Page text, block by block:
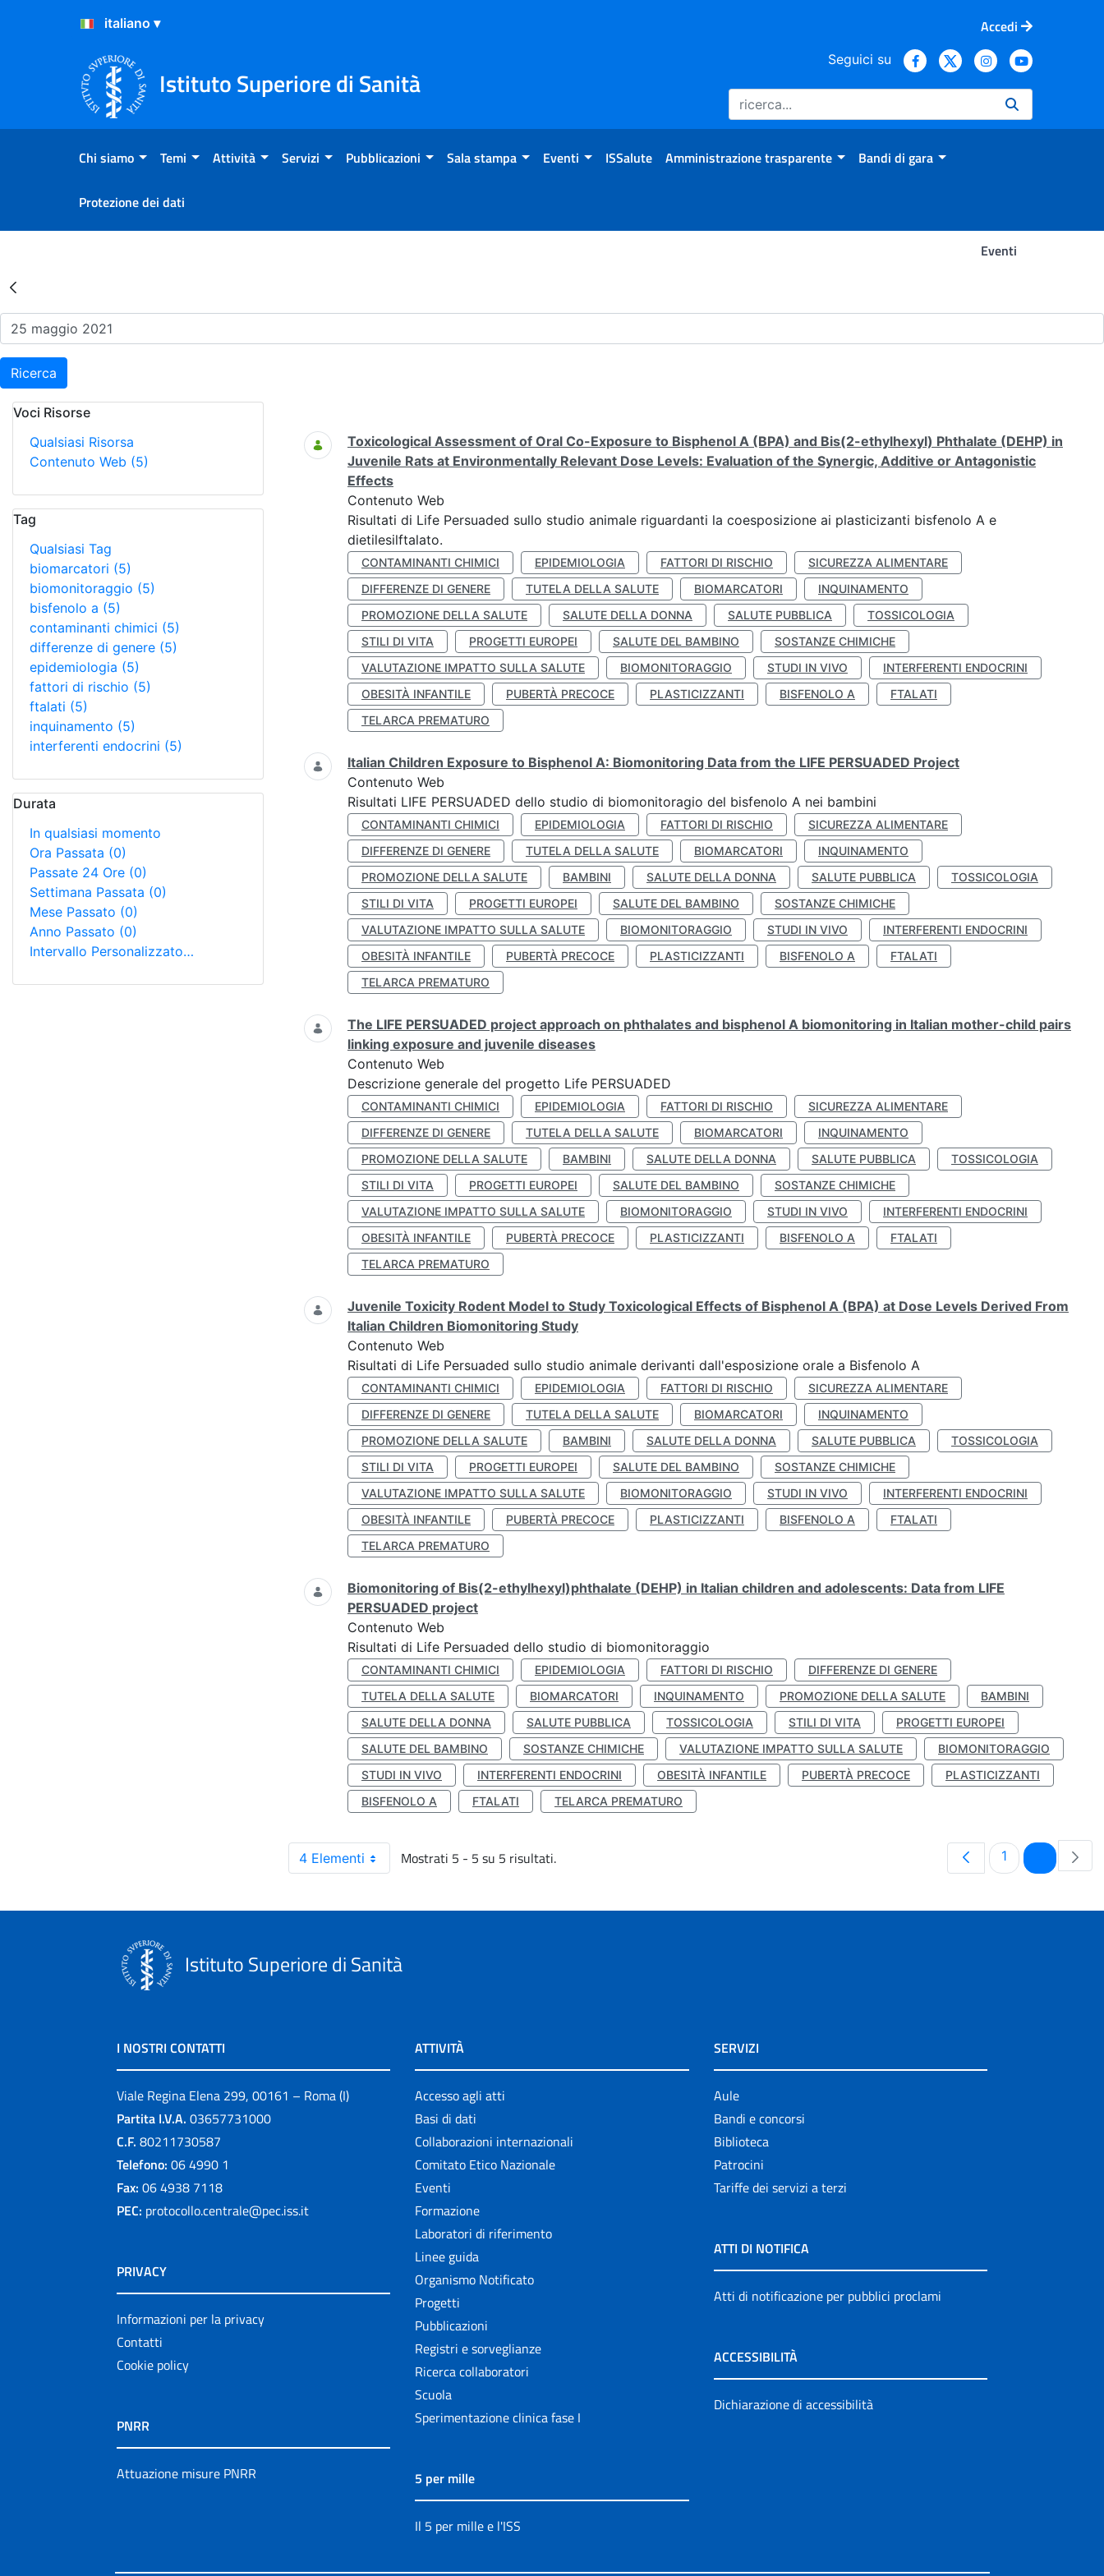
Salta al Contenuto
Salta al Footer
Accedi
Istituto Superiore di Sanità
Seguici su
Chi siamo Temi Attività Servizi Pubblicazioni Sala stampa Eventi ISSalute Amministrazione trasparente Bandi di gara
Protezione dei dati
Eventi
Risultati della Ricerca - Eventi
Ricerca
Voci Risorse
Qualsiasi Risorsa
Contenuto Web (5)
Tag
Qualsiasi Tag
biomarcatori (5)
biomonitoraggio (5)
bisfenolo a (5)
contaminanti chimici (5)
differenze di genere (5)
epidemiologia (5)
fattori di rischio (5)
ftalati (5)
inquinamento (5)
interferenti endocrini (5)
Durata
In qualsiasi momento
Ora Passata (0)
Passate 24 Ore (0)
Settimana Passata (0)
Mese Passato (0)
Anno Passato (0)
Intervallo Personalizzato…
Ricerca
Toxicological Assessment of Oral Co-Exposure to Bisphenol A (BPA) and Bis(2-ethylhexyl) Phthalate (DEHP) in
Juvenile Rats at Environmentally Relevant Dose Levels: Evaluation of the Synergic, Additive or Antagonistic
Effects
Contenuto Web
Risultati di Life Persuaded sullo studio animale riguardanti la coesposizione ai plasticizanti bisfenolo A e
dietilesilftalato.
CONTAMINANTI CHIMICI EPIDEMIOLOGIA FATTORI DI RISCHIO
SICUREZZA ALIMENTARE
DIFFERENZE DI GENERE
TUTELA DELLA SALUTE BIOMARCATORI
INQUINAMENTO
PROMOZIONE DELLA SALUTE
SALUTE DELLA DONNA SALUTE PUBBLICA
TOSSICOLOGIA
STILI DI VITA
PROGETTI EUROPEI SALUTE DEL BAMBINO
SOSTANZE CHIMICHE
VALUTAZIONE IMPATTO SULLA SALUTE
BIOMONITORAGGIO STUDI IN VIVO
INTERFERENTI ENDOCRINI
OBESITÀ INFANTILE
PUBERTÀ PRECOCE PLASTICIZZANTI BISFENOLO A
FTALATI
TELARCA PREMATURO
Italian Children Exposure to Bisphenol A: Biomonitoring Data from the LIFE PERSUADED Project
Contenuto Web
Risultati LIFE PERSUADED dello studio di biomonitoragio del bisfenolo A nei bambini
CONTAMINANTI CHIMICI EPIDEMIOLOGIA FATTORI DI RISCHIO
SICUREZZA ALIMENTARE
DIFFERENZE DI GENERE
TUTELA DELLA SALUTE BIOMARCATORI
INQUINAMENTO
PROMOZIONE DELLA SALUTE
BAMBINI SALUTE DELLA DONNA SALUTE PUBBLICA
TOSSICOLOGIA
STILI DI VITA
PROGETTI EUROPEI SALUTE DEL BAMBINO
SOSTANZE CHIMICHE
VALUTAZIONE IMPATTO SULLA SALUTE
BIOMONITORAGGIO STUDI IN VIVO
INTERFERENTI ENDOCRINI
OBESITÀ INFANTILE
PUBERTÀ PRECOCE PLASTICIZZANTI BISFENOLO A
FTALATI
TELARCA PREMATURO
The LIFE PERSUADED project approach on phthalates and bisphenol A biomonitoring in Italian mother-child pairs
linking exposure and juvenile diseases
Contenuto Web
Descrizione generale del progetto Life PERSUADED
CONTAMINANTI CHIMICI EPIDEMIOLOGIA FATTORI DI RISCHIO
SICUREZZA ALIMENTARE
DIFFERENZE DI GENERE
TUTELA DELLA SALUTE BIOMARCATORI
INQUINAMENTO
PROMOZIONE DELLA SALUTE
BAMBINI SALUTE DELLA DONNA SALUTE PUBBLICA
TOSSICOLOGIA
STILI DI VITA
PROGETTI EUROPEI SALUTE DEL BAMBINO
SOSTANZE CHIMICHE
VALUTAZIONE IMPATTO SULLA SALUTE
BIOMONITORAGGIO STUDI IN VIVO
INTERFERENTI ENDOCRINI
OBESITÀ INFANTILE
PUBERTÀ PRECOCE PLASTICIZZANTI BISFENOLO A
FTALATI
TELARCA PREMATURO
Juvenile Toxicity Rodent Model to Study Toxicological Effects of Bisphenol A (BPA) at Dose Levels Derived From
Italian Children Biomonitoring Study
Contenuto Web
Risultati di Life Persuaded sullo studio animale derivanti dall'esposizione orale a Bisfenolo A
CONTAMINANTI CHIMICI EPIDEMIOLOGIA FATTORI DI RISCHIO
SICUREZZA ALIMENTARE
DIFFERENZE DI GENERE
TUTELA DELLA SALUTE BIOMARCATORI
INQUINAMENTO
PROMOZIONE DELLA SALUTE
BAMBINI SALUTE DELLA DONNA SALUTE PUBBLICA
TOSSICOLOGIA
STILI DI VITA
PROGETTI EUROPEI SALUTE DEL BAMBINO
SOSTANZE CHIMICHE
VALUTAZIONE IMPATTO SULLA SALUTE
BIOMONITORAGGIO STUDI IN VIVO
INTERFERENTI ENDOCRINI
OBESITÀ INFANTILE
PUBERTÀ PRECOCE PLASTICIZZANTI BISFENOLO A
FTALATI
TELARCA PREMATURO
Biomonitoring of Bis(2-ethylhexyl)phthalate (DEHP) in Italian children and adolescents: Data from LIFE
PERSUADED project
Contenuto Web
Risultati di Life Persuaded dello studio di biomonitoraggio
CONTAMINANTI CHIMICI EPIDEMIOLOGIA FATTORI DI RISCHIO
DIFFERENZE DI GENERE
TUTELA DELLA SALUTE
BIOMARCATORI INQUINAMENTO PROMOZIONE DELLA SALUTE
BAMBINI
SALUTE DELLA DONNA
SALUTE PUBBLICA TOSSICOLOGIA STILI DI VITA
PROGETTI EUROPEI
SALUTE DEL BAMBINO
SOSTANZE CHIMICHE VALUTAZIONE IMPATTO SULLA SALUTE
BIOMONITORAGGIO
STUDI IN VIVO
INTERFERENTI ENDOCRINI OBESITÀ INFANTILE PUBERTÀ PRECOCE
PLASTICIZZANTI
BISFENOLO A
FTALATI TELARCA PREMATURO
4 Elementi Mostrati 5 - 5 su 5 risultati. Pagina
1 Pagina
Istituto Superiore di Sanità
I NOSTRI CONTATTI
Viale Regina Elena 299, 00161 – Roma (I)
Partita I.V.A. 03657731000
C.F. 80211730587
Telefono: 06 4990 1
Fax: 06 4938 7118
PEC: protocollo.centrale@pec.iss.it
PRIVACY
Informazioni per la privacy
Contatti
Cookie policy
PNRR
Attuazione misure PNRR
ATTIVITÀ
Accesso agli atti
Basi di dati
Collaborazioni internazionali
Comitato Etico Nazionale
Eventi
Formazione
Laboratori di riferimento
Linee guida
Organismo Notificato
Progetti
Pubblicazioni
Registri e sorveglianze
Ricerca collaboratori
Scuola
Sperimentazione clinica fase I
5 per mille
Il 5 per mille e l'ISS
SERVIZI
Aule
Bandi e concorsi
Biblioteca
Patrocini
Tariffe dei servizi a terzi
ATTI DI NOTIFICA
Atti di notificazione per pubblici proclami
ACCESSIBILITÀ
Dichiarazione di accessibilità